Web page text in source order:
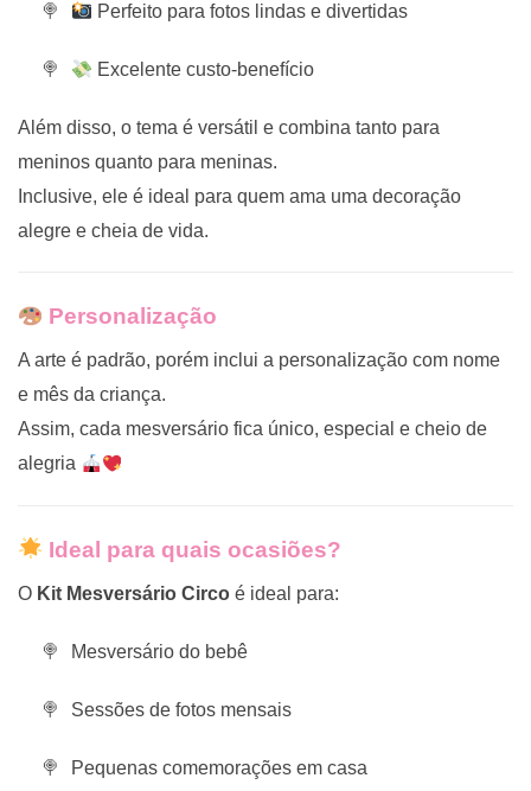
Perfeito para fotos lindas e divertidas
Excelente custo-benefício
Além disso, o tema é versátil e combina tanto para
meninos quanto para meninas.
Inclusive, ele é ideal para quem ama uma decoração
alegre e cheia de vida.
Personalização
A arte é padrão, porém inclui a personalização com nome
e mês da criança.
Assim, cada mesversário fica único, especial e cheio de
alegria
Ideal para quais ocasiões?
O Kit Mesversário Circo é ideal para:
Mesversário do bebê
Sessões de fotos mensais
Pequenas comemorações em casa